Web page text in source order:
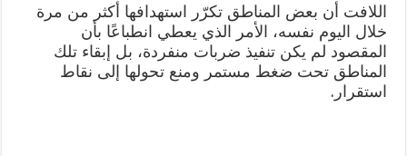
اللافت أن بعض المناطق تكرّر استهدافها أكثر من مرة
خلال اليوم نفسه، الأمر الذي يعطي انطباعًا بأن
المقصود لم يكن تنفيذ ضربات منفردة، بل إبقاء تلك
المناطق تحت ضغط مستمر ومنع تحولها إلى نقاط
استقرار.